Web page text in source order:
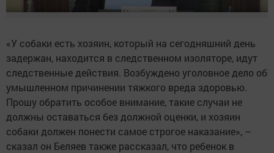
«У собаки есть хозяин, который на сегодняшний день
задержан, находится в следственном изоляторе, идут
следственные действия. Возбуждено уголовное дело об
умышленном причинении тяжкого вреда здоровью.
Прошу обратить особое внимание, такие случаи не
должны оставаться без должной оценки, и хозяин
собаки должен понести самое строгое наказание», –
сказал он Беляев также рассказал, что ребенок в